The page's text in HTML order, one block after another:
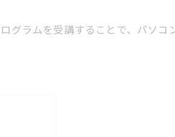
グラムを受講することで、パソコ